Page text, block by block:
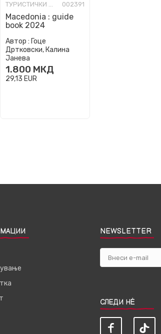
ТУРИСТИЧКИ ВОДИЧИ 002391
Macedonia : guide
book 2024
Автор : Гоце
Дртковски, Калина
Јанева
1.800 МКД
29,13 EUR
NEWSLETTER
СЛЕДИ НЀ